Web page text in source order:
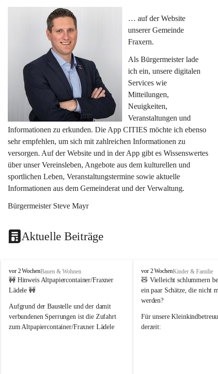
… auf der Website
unserer Gemeinde
Fraxern.
Als Bürgermeister lade
ich ein, unsere digitalen
Services wie
Mitteilungen,
Neuigkeiten,
Veranstaltungen und
Informationen zu erkunden. Die App CITIES möchte ich ebenso
sehr empfehlen, um sich mit zahlreichen Informationen zu
versorgen. Auf der Website und in der App gibt es Wissenswertes
über unser Vereinsleben, Angebote aus dem kulturellen und
sportlichen Leben, Veranstaltungstermine sowie aktuelle
Informationen aus dem Gemeinderat und der Verwaltung.
Bürgermeister Steve Mayr
Aktuelle Beiträge
F
r
a
e
r
n
vor 2 WochenBauen & Wohnen
🚧 Hinweis Altpapiercontainer/Fraxner
Lädele 🚧
Aufgrund der Baustelle und der damit
verbundenen Sperrungen ist die Zufahrt
zum Altpapiercontainer/Fraxner Lädele
F
r
a
x
r
n
vor 2 WochenKinder & Familie
🧸 Vielleicht schlummern
ein paar Schätze, die nicht
werden?
Für unsere
derzeit: